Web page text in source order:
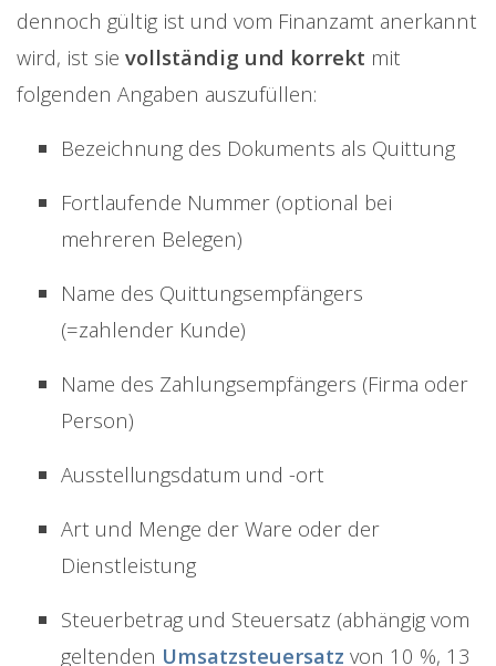
dennoch gültig ist und vom Finanzamt anerkannt
wird, ist sie vollständig und korrekt mit
folgenden Angaben auszufüllen:
Bezeichnung des Dokuments als Quittung
Fortlaufende Nummer (optional bei
mehreren Belegen)
Name des Quittungsempfängers
(=zahlender Kunde)
Name des Zahlungsempfängers (Firma oder
Person)
Ausstellungsdatum und -ort
Art und Menge der Ware oder der
Dienstleistung
Steuerbetrag und Steuersatz (abhängig vom
geltenden Umsatzsteuersatz von 10 %, 13